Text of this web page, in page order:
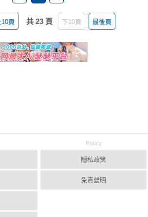
10頁 共 23 頁 下10頁 最後頁
Policy
隱私政策
免責聲明